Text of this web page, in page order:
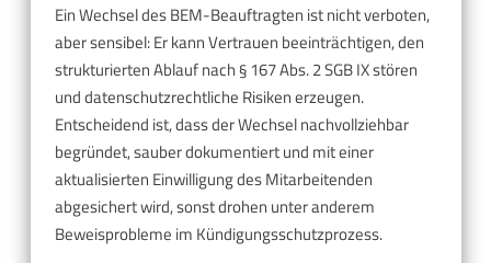
Ein Wechsel des BEM-Beauftragten ist nicht verboten,
aber sensibel: Er kann Vertrauen beeinträchtigen, den
strukturierten Ablauf nach § 167 Abs. 2 SGB IX stören
und datenschutzrechtliche Risiken erzeugen.
Entscheidend ist, dass der Wechsel nachvollziehbar
begründet, sauber dokumentiert und mit einer
aktualisierten Einwilligung des Mitarbeitenden
abgesichert wird, sonst drohen unter anderem
Beweisprobleme im Kündigungsschutzprozess.